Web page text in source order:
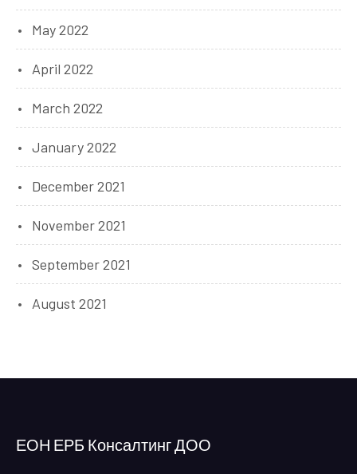
May 2022
April 2022
March 2022
January 2022
December 2021
November 2021
September 2021
August 2021
ЕОН ЕРБ Консалтинг ДОО